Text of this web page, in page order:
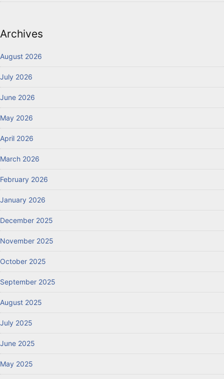
Archives
August 2026
July 2026
June 2026
May 2026
April 2026
March 2026
February 2026
January 2026
December 2025
November 2025
October 2025
September 2025
August 2025
July 2025
June 2025
May 2025